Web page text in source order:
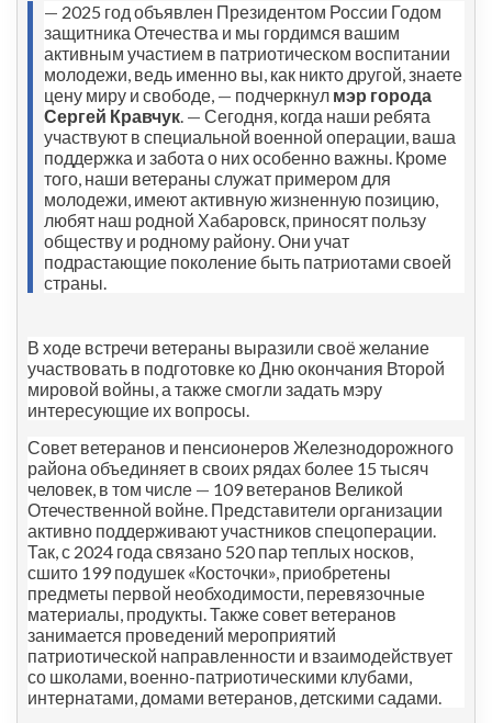
— 2025 год объявлен Президентом России Годом
защитника Отечества и мы гордимся вашим
активным участием в патриотическом воспитании
молодежи, ведь именно вы, как никто другой, знаете
цену миру и свободе, — подчеркнул мэр города
Сергей Кравчук. — Сегодня, когда наши ребята
участвуют в специальной военной операции, ваша
поддержка и забота о них особенно важны. Кроме
того, наши ветераны служат примером для
молодежи, имеют активную жизненную позицию,
любят наш родной Хабаровск, приносят пользу
обществу и родному району. Они учат
подрастающие поколение быть патриотами своей
страны.
В ходе встречи ветераны выразили своё желание
участвовать в подготовке ко Дню окончания Второй
мировой войны, а также смогли задать мэру
интересующие их вопросы.
Совет ветеранов и пенсионеров Железнодорожного
района объединяет в своих рядах более 15 тысяч
человек, в том числе — 109 ветеранов Великой
Отечественной войне. Представители организации
активно поддерживают участников спецоперации.
Так, с 2024 года связано 520 пар теплых носков,
сшито 199 подушек «Косточки», приобретены
предметы первой необходимости, перевязочные
материалы, продукты. Также совет ветеранов
занимается проведений мероприятий
патриотической направленности и взаимодействует
со школами, военно-патриотическими клубами,
интернатами, домами ветеранов, детскими садами.